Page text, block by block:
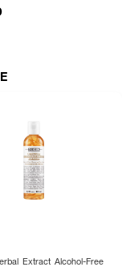
Extract Alcohol-Free